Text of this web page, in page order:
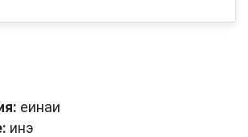
еинаи
инэ